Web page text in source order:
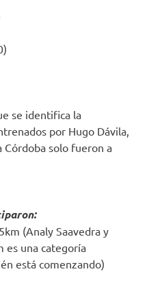
se identifica la
por Hugo Dávila,
solo fueron a
(Analy Saavedra y
es una categoría
está comenzando)